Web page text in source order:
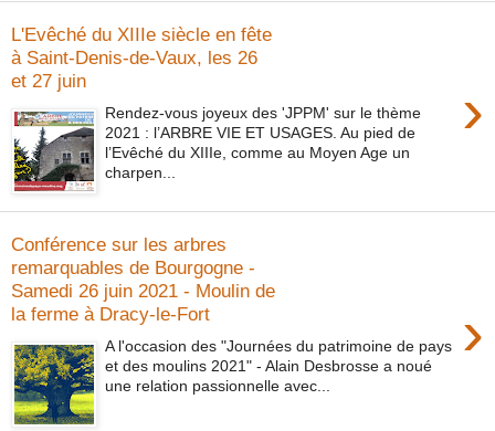
L'Evêché du XIIIe siècle en fête
à Saint-Denis-de-Vaux, les 26
et 27 juin
›
Rendez-vous joyeux des 'JPPM' sur le thème
2021 : l’ARBRE VIE ET USAGES. Au pied de
l’Evêché du XIIIe, comme au Moyen Age un
charpen...
Conférence sur les arbres
remarquables de Bourgogne -
Samedi 26 juin 2021 - Moulin de
la ferme à Dracy-le-Fort
›
A l'occasion des "Journées du patrimoine de pays
et des moulins 2021" - Alain Desbrosse a noué
une relation passionnelle avec...